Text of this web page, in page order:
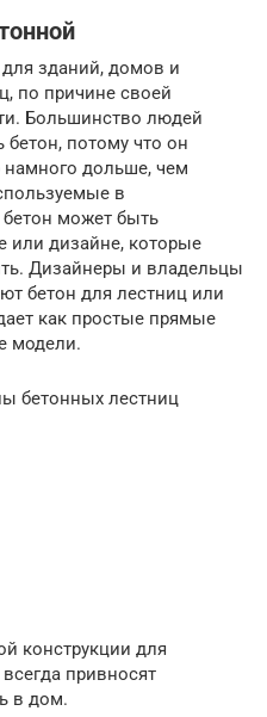
зданий, домов и
по причине своей
Большинство людей
потому что он
дольше, чем
в
бетон может быть
или дизайне, которые
Дизайнеры и владельцы
бетон для лестниц или
как простые прямые
модели.
бетонных лестниц
конструкции для
привносят
в дом.